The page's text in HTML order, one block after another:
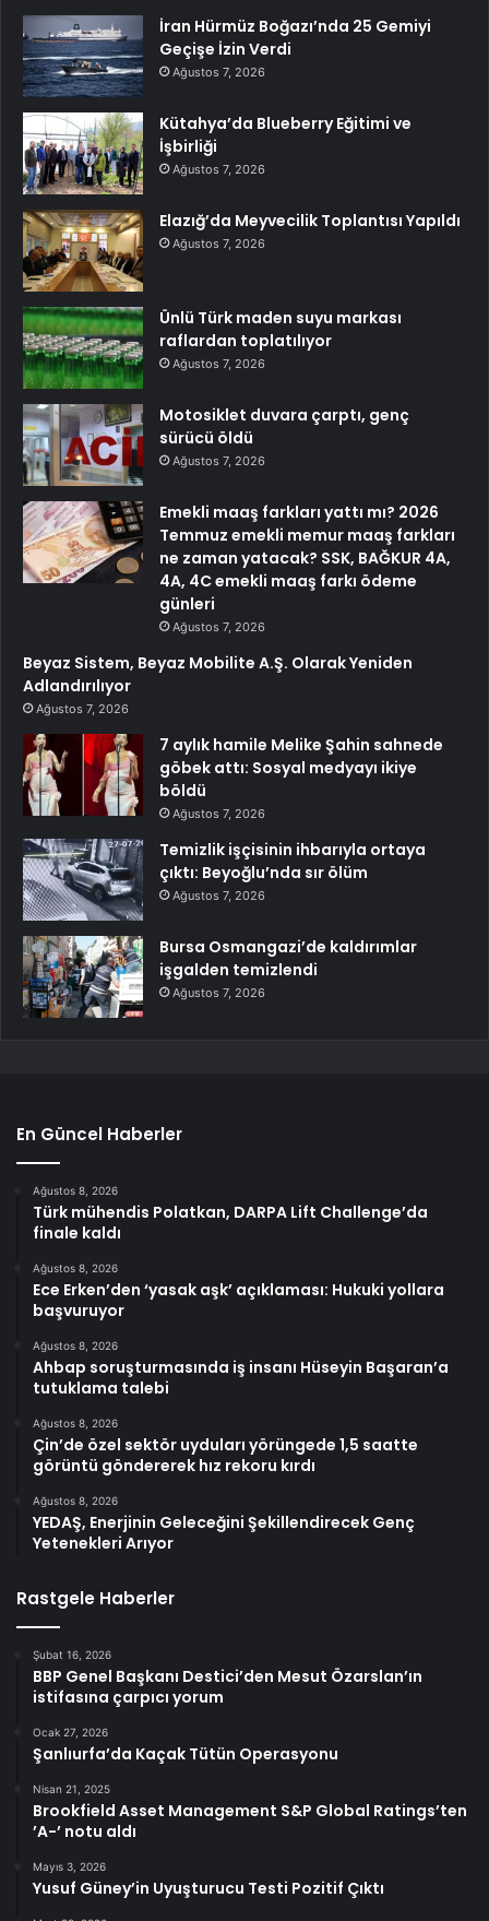
İran Hürmüz Boğazı’nda 25 Gemiyi
Geçişe İzin Verdi
Ağustos 7, 2026
Kütahya’da Blueberry Eğitimi ve
İşbirliği
Ağustos 7, 2026
Elazığ’da Meyvecilik Toplantısı Yapıldı
Ağustos 7, 2026
Ünlü Türk maden suyu markası
raflardan toplatılıyor
Ağustos 7, 2026
Motosiklet duvara çarptı, genç
sürücü öldü
Ağustos 7, 2026
Emekli maaş farkları yattı mı? 2026
Temmuz emekli memur maaş farkları
ne zaman yatacak? SSK, BAĞKUR 4A,
4A, 4C emekli maaş farkı ödeme
günleri
Ağustos 7, 2026
Beyaz Sistem, Beyaz Mobilite A.Ş. Olarak Yeniden
Adlandırılıyor
Ağustos 7, 2026
7 aylık hamile Melike Şahin sahnede
göbek attı: Sosyal medyayı ikiye
böldü
Ağustos 7, 2026
Temizlik işçisinin ihbarıyla ortaya
çıktı: Beyoğlu’nda sır ölüm
Ağustos 7, 2026
Bursa Osmangazi’de kaldırımlar
işgalden temizlendi
Ağustos 7, 2026
En Güncel Haberler
Ağustos 8, 2026
Türk mühendis Polatkan, DARPA Lift Challenge’da
finale kaldı
Ağustos 8, 2026
Ece Erken’den ‘yasak aşk’ açıklaması: Hukuki yollara
başvuruyor
Ağustos 8, 2026
Ahbap soruşturmasında iş insanı Hüseyin Başaran’a
tutuklama talebi
Ağustos 8, 2026
Çin’de özel sektör uyduları yörüngede 1,5 saatte
görüntü göndererek hız rekoru kırdı
Ağustos 8, 2026
YEDAŞ, Enerjinin Geleceğini Şekillendirecek Genç
Yetenekleri Arıyor
Rastgele Haberler
Şubat 16, 2026
BBP Genel Başkanı Destici’den Mesut Özarslan’ın
istifasına çarpıcı yorum
Ocak 27, 2026
Şanlıurfa’da Kaçak Tütün Operasyonu
Nisan 21, 2025
Brookfield Asset Management S&P Global Ratings’ten
’A-’ notu aldı
Mayıs 3, 2026
Yusuf Güney’in Uyuşturucu Testi Pozitif Çıktı